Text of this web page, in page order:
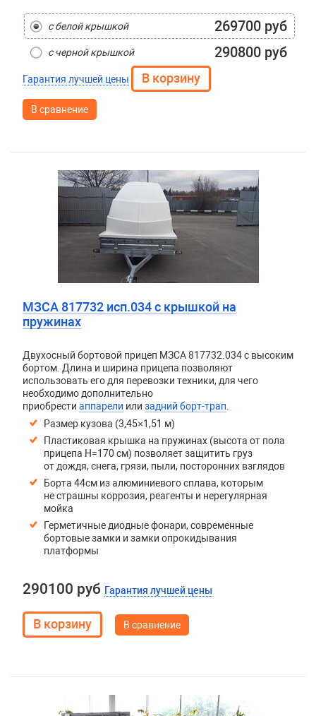
с белой крышкой 269700 руб
с черной крышкой 290800 руб
Гарантия лучшей цены
В сравнение
МЗСА 817732 исп.034 с крышкой на
пружинах
Двухосный бортовой прицеп МЗСА 817732.034с высоким
бортом. Длина и ширина прицепа позволяют
использовать его для перевозки техники, для чего
необходимо дополнительно
приобрести аппарели или задний борт-трап
Размер кузова (3,45×1,51 м)
Пластиковая крышка на пружинах (высота от пола
прицепа H=170 см) позволяет защитить груз
от дождя, снега, грязи, пыли, посторонних взглядов
Борта 44см из алюминиевого сплава, которым
не страшны коррозия, реагенты и нерегулярная
мойка
Герметичные диодные фонари, современные
бортовые замки и замки опрокидывания
платформы
290100 руб Гарантия лучшей цены
В сравнение